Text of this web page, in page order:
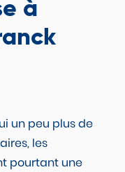
à
un peu plus de
les
pourtant une